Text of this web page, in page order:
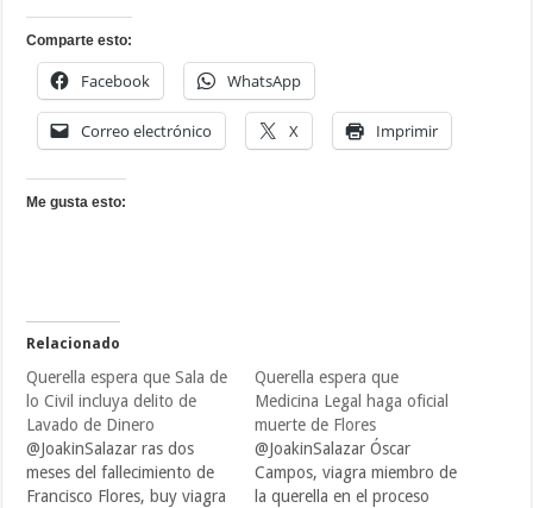
Comparte esto:
Facebook WhatsApp
Correo electrónico X Imprimir
Me gusta esto:
Relacionado
Querella espera que Sala de
lo Civil incluya delito de
Lavado de Dinero
@JoakinSalazar ras dos
meses del fallecimiento de
Francisco Flores, buy viagra
Querella espera que
Medicina Legal haga oficial
muerte de Flores
@JoakinSalazar Óscar
Campos, viagra miembro de
la querella en el proceso